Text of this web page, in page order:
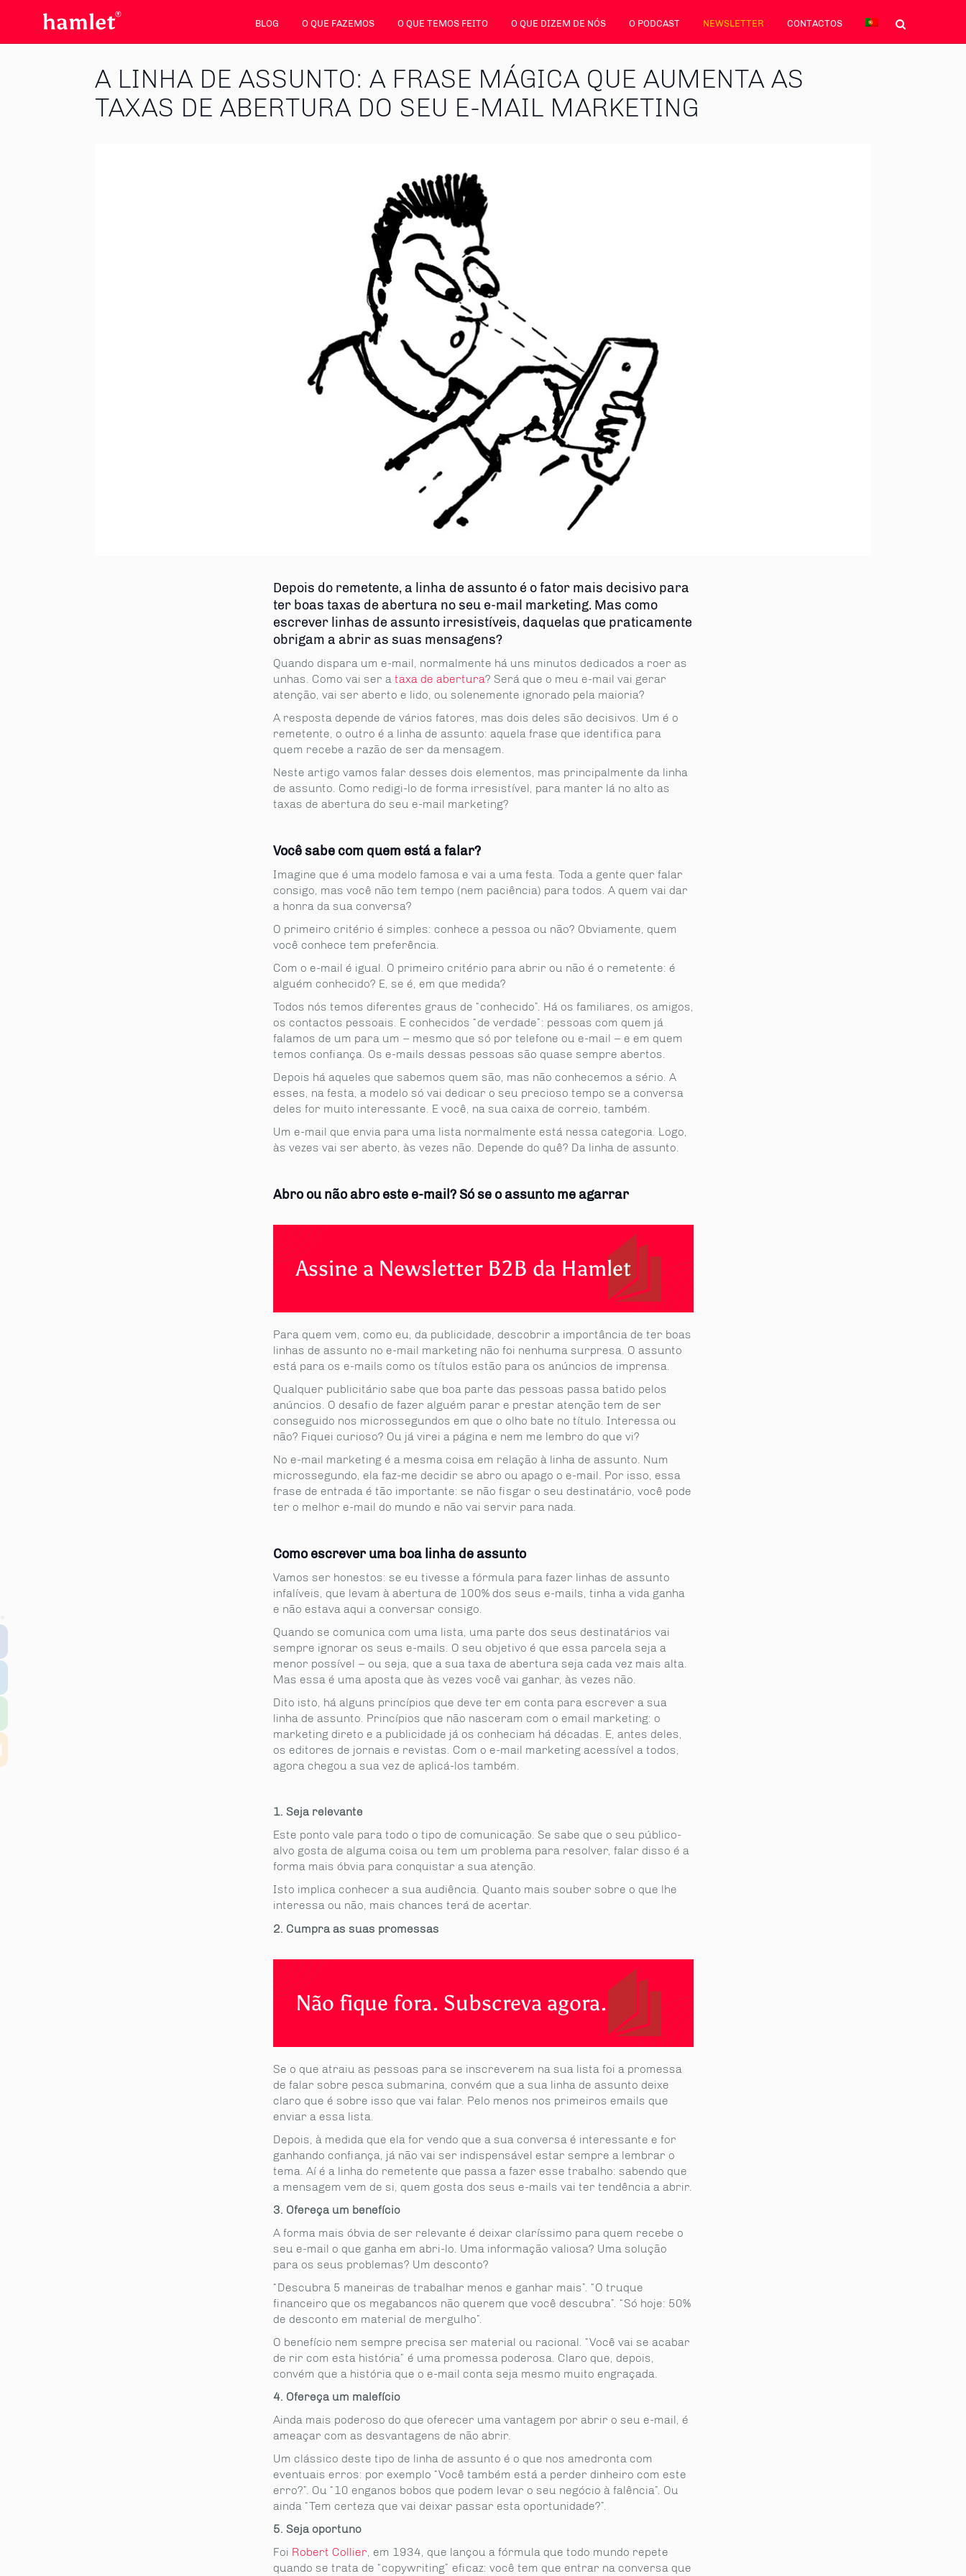
BLOG O QUE FAZEMOS O QUE TEMOS FEITO O QUE DIZEM DE NÓS O PODCAST NEWSLETTER CONTACTOS
A LINHA DE ASSUNTO: A FRASE MÁGICA QUE AUMENTA AS
TAXAS DE ABERTURA DO SEU E-MAIL MARKETING
Depois do remetente, a linha de assunto é o fator mais decisivo para
ter boas taxas de abertura no seu e-mail marketing. Mas como
escrever linhas de assunto irresistíveis, daquelas que praticamente
obrigam a abrir as suas mensagens?
Quando dispara um e-mail, normalmente há uns minutos dedicados a roer as
unhas. Como vai ser a taxa de abertura? Será que o meu e-mail vai gerar
atenção, vai ser aberto e lido, ou solenemente ignorado pela maioria?
A resposta depende de vários fatores, mas dois deles são decisivos. Um é o
remetente, o outro é a linha de assunto: aquela frase que identifica para
quem recebe a razão de ser da mensagem.
Neste artigo vamos falar desses dois elementos, mas principalmente da linha
de assunto. Como redigi-lo de forma irresistível, para manter lá no alto as
taxas de abertura do seu e-mail marketing?
Você sabe com quem está a falar?
Imagine que é uma modelo famosa e vai a uma festa. Toda a gente quer falar
consigo, mas você não tem tempo (nem paciência) para todos. A quem vai dar
a honra da sua conversa?
O primeiro critério é simples: conhece a pessoa ou não? Obviamente, quem
você conhece tem preferência.
Com o e-mail é igual. O primeiro critério para abrir ou não é o remetente: é
alguém conhecido? E, se é, em que medida?
Todos nós temos diferentes graus de “conhecido”. Há os familiares, os amigos,
os contactos pessoais. E conhecidos “de verdade”: pessoas com quem já
falamos de um para um – mesmo que só por telefone ou e-mail – e em quem
temos confiança. Os e-mails dessas pessoas são quase sempre abertos.
Depois há aqueles que sabemos quem são, mas não conhecemos a sério. A
esses, na festa, a modelo só vai dedicar o seu precioso tempo se a conversa
deles for muito interessante. E você, na sua caixa de correio, também.
Um e-mail que envia para uma lista normalmente está nessa categoria. Logo,
às vezes vai ser aberto, às vezes não. Depende do quê? Da linha de assunto.
Abro ou não abro este e-mail? Só se o assunto me agarrar
Assine a Newsletter B2B da Hamlet
Para quem vem, como eu, da publicidade, descobrir a importância de ter boas
linhas de assunto no e-mail marketing não foi nenhuma surpresa. O assunto
está para os e-mails como os títulos estão para os anúncios de imprensa.
Qualquer publicitário sabe que boa parte das pessoas passa batido pelos
anúncios. O desafio de fazer alguém parar e prestar atenção tem de ser
conseguido nos microssegundos em que o olho bate no título. Interessa ou
não? Fiquei curioso? Ou já virei a página e nem me lembro do que vi?
No e-mail marketing é a mesma coisa em relação à linha de assunto. Num
microssegundo, ela faz-me decidir se abro ou apago o e-mail. Por isso, essa
frase de entrada é tão importante: se não fisgar o seu destinatário, você pode
ter o melhor e-mail do mundo e não vai servir para nada.
Como escrever uma boa linha de assunto
Vamos ser honestos: se eu tivesse a fórmula para fazer linhas de assunto
infalíveis, que levam à abertura de 100% dos seus e-mails, tinha a vida ganha
e não estava aqui a conversar consigo.
Quando se comunica com uma lista, uma parte dos seus destinatários vai
sempre ignorar os seus e-mails. O seu objetivo é que essa parcela seja a
menor possível – ou seja, que a sua taxa de abertura seja cada vez mais alta.
Mas essa é uma aposta que às vezes você vai ganhar, às vezes não.
Dito isto, há alguns princípios que deve ter em conta para escrever a sua
linha de assunto. Princípios que não nasceram com o email marketing: o
marketing direto e a publicidade já os conheciam há décadas. E, antes deles,
os editores de jornais e revistas. Com o e-mail marketing acessível a todos,
agora chegou a sua vez de aplicá-los também.
1. Seja relevante
Este ponto vale para todo o tipo de comunicação. Se sabe que o seu público-
alvo gosta de alguma coisa ou tem um problema para resolver, falar disso é a
forma mais óbvia para conquistar a sua atenção.
Isto implica conhecer a sua audiência. Quanto mais souber sobre o que lhe
interessa ou não, mais chances terá de acertar.
2. Cumpra as suas promessas
Não fique fora. Subscreva agora.
Se o que atraiu as pessoas para se inscreverem na sua lista foi a promessa
de falar sobre pesca submarina, convém que a sua linha de assunto deixe
claro que é sobre isso que vai falar. Pelo menos nos primeiros emails que
enviar a essa lista.
Depois, à medida que ela for vendo que a sua conversa é interessante e for
ganhando confiança, já não vai ser indispensável estar sempre a lembrar o
tema. Aí é a linha do remetente que passa a fazer esse trabalho: sabendo que
a mensagem vem de si, quem gosta dos seus e-mails vai ter tendência a abrir.
3. Ofereça um benefício
A forma mais óbvia de ser relevante é deixar claríssimo para quem recebe o
seu e-mail o que ganha em abri-lo. Uma informação valiosa? Uma solução
para os seus problemas? Um desconto?
“Descubra 5 maneiras de trabalhar menos e ganhar mais”. “O truque
financeiro que os megabancos não querem que você descubra”. “Só hoje: 50%
de desconto em material de mergulho”.
O benefício nem sempre precisa ser material ou racional. “Você vai se acabar
de rir com esta história” é uma promessa poderosa. Claro que, depois,
convém que a história que o e-mail conta seja mesmo muito engraçada.
4. Ofereça um malefício
Ainda mais poderoso do que oferecer uma vantagem por abrir o seu e-mail, é
ameaçar com as desvantagens de não abrir.
Um clássico deste tipo de linha de assunto é o que nos amedronta com
eventuais erros: por exemplo “Você também está a perder dinheiro com este
erro?”. Ou “10 enganos bobos que podem levar o seu negócio à falência”. Ou
ainda “Tem certeza que vai deixar passar esta oportunidade?”.
5. Seja oportuno
Foi Robert Collier , em 1934, que lançou a fórmula que todo mundo repete
quando se trata de “copywriting” eficaz: você tem que entrar na conversa que